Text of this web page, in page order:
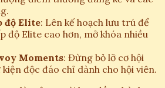
độ Elite: Lên kế hoạch lưu trú để
độ Elite cao hơn, mở khóa nhiều
Moments: Đừng bỏ lỡ cơ hội
độc đáo chỉ dành cho hội viên.